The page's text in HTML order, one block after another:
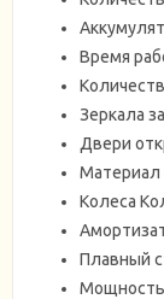
Время
Зеркала
Двери
Материал
Колеса
Плавный
Мощность